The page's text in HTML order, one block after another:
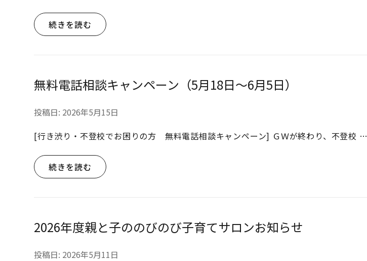
続きを読む
無料電話相談キャンペーン（5月18日～6月5日）
投稿日: 2026年5月15日
[行き渋り・不登校でお困りの方 無料電話相談キャンペーン] ＧＷが終わり、不登校 …
続きを読む
2026年度親と子ののびのび子育てサロンお知らせ
投稿日: 2026年5月11日